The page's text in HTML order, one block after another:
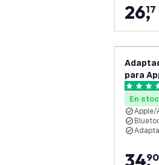
26,
17
para
5
En
Apple/
34,
90